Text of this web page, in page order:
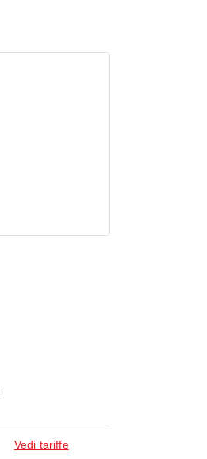
Vedi tariffe